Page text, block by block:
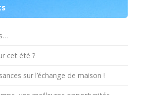
cet été ?
sur l’échange de maison !